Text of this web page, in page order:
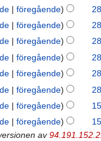
föregående
föregående
föregående
föregående
föregående
föregående
föregående
föregående
av